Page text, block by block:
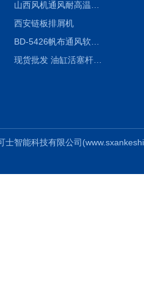
西安链板排屑机
BD-5426帆布通风软连接水泥布袋陕西生产厂家
现货批发 油缸活塞杆圆形保护套
士智能科技有限公司